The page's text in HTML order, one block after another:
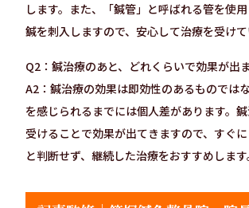
します。また、「鍼管」と呼ばれる管を使
鍼を刺入しますので、安心して治療を受けて
Q2：鍼治療のあと、どれくらいで効果が出
A2：鍼治療の効果は即効性のあるものでは
を感じられるまでには個人差があります。
受けることで効果が出てきますので、すぐに
と判断せず、継続した治療をおすすめします